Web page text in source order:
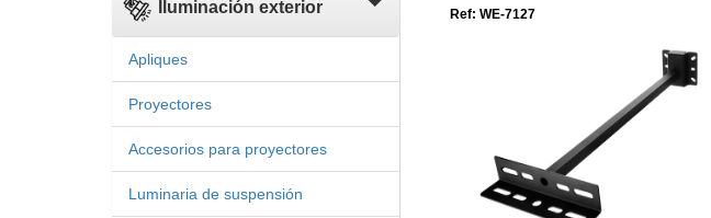
Iluminación exterior
Apliques
Proyectores
Accesorios para proyectores
Luminaria de suspensión
Ref: WE-7127